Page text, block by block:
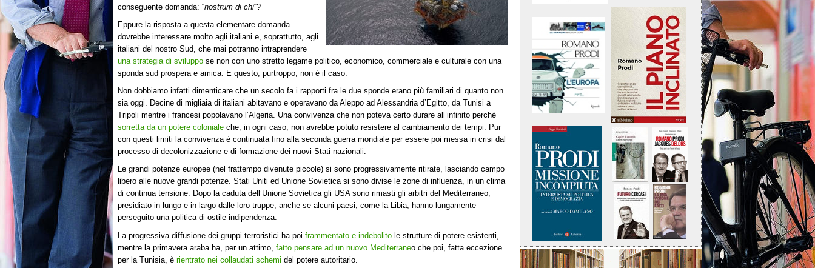
conseguente domanda: “nostrum di chi“?
Eppure la risposta a questa elementare domanda
dovrebbe interessare molto agli italiani e, soprattutto, agli
italiani del nostro Sud, che mai potranno intraprendere
una strategia di sviluppo se non con uno stretto legame politico, economico, commerciale e culturale con una
sponda sud prospera e amica. E questo, purtroppo, non è il caso.
Non dobbiamo infatti dimenticare che un secolo fa i rapporti fra le due sponde erano più familiari di quanto non
sia oggi. Decine di migliaia di italiani abitavano e operavano da Aleppo ad Alessandria d’Egitto, da Tunisi a
Tripoli mentre i francesi popolavano l’Algeria. Una convivenza che non poteva certo durare all’infinito perché
sorretta da un potere coloniale che, in ogni caso, non avrebbe potuto resistere al cambiamento dei tempi. Pur
con questi limiti la convivenza è continuata fino alla seconda guerra mondiale per essere poi messa in crisi dal
processo di decolonizzazione e di formazione dei nuovi Stati nazionali.
Le grandi potenze europee (nel frattempo divenute piccole) si sono progressivamente ritirate, lasciando campo
libero alle nuove grandi potenze. Stati Uniti ed Unione Sovietica si sono divise le zone di influenza, in un clima
di continua tensione. Dopo la caduta dell’Unione Sovietica gli USA sono rimasti gli arbitri del Mediterraneo,
presidiato in lungo e in largo dalle loro truppe, anche se alcuni paesi, come la Libia, hanno lungamente
perseguito una politica di ostile indipendenza.
La progressiva diffusione dei gruppi terroristici ha poi frammentato e indebolito le strutture di potere esistenti,
mentre la primavera araba ha, per un attimo, fatto pensare ad un nuovo Mediterraneo che poi, fatta eccezione
per la Tunisia, è rientrato nei collaudati schemi del potere autoritario.